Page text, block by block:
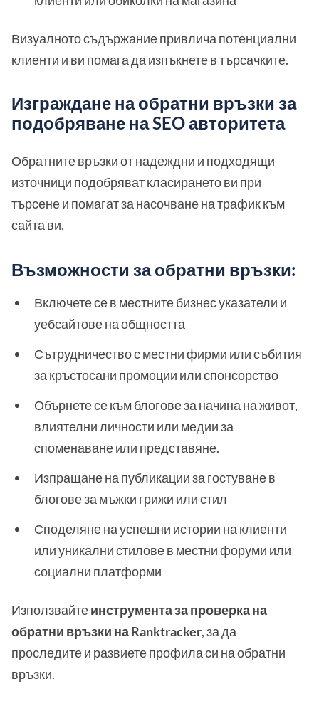
Визуалното съдържание привлича потенциални
клиенти и ви помага да изпъкнете в търсачките.
Изграждане на обратни връзки за
подобряване на SEO авторитета
Обратните връзки от надеждни и подходящи
източници подобряват класирането ви при
търсене и помагат за насочване на трафик към
сайта ви.
Възможности за обратни връзки:
Включете се в местните бизнес указатели и
уебсайтове на общността
Сътрудничество с местни фирми или събития
за кръстосани промоции или спонсорство
Обърнете се към блогове за начина на живот,
влиятелни личности или медии за
споменаване или представяне.
Изпращане на публикации за гостуване в
блогове за мъжки грижи или стил
Споделяне на успешни истории на клиенти
или уникални стилове в местни форуми или
социални платформи
Използвайтеинструмента за проверка на
обратни връзки на Ranktracker, за да
проследите и развиете профила си на обратни
връзки.